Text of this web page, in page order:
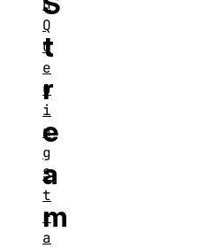
t
r
e
a
m
Q
u
e
u
i
n
g
S
t
r
a